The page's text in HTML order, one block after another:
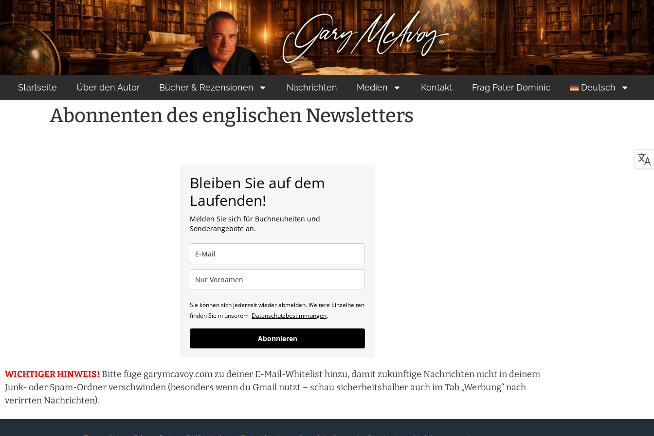
content
Startseite Über den Autor Bücher & Rezensionen Nachrichten Medien Kontakt Frag Pater Dominic Deutsch
Abonnenten des englischen Newsletters
Bleiben Sie auf dem
Laufenden!
Melden Sie sich für Buchneuheiten und
Sonderangebote an.
Sie können sich jederzeit wieder abmelden. Weitere Einzelheiten
finden Sie in unserem Datenschutzbestimmungen.
Abonnieren
WICHTIGER HINWEIS! Bitte füge garymcavoy.com zu deiner E-Mail-Whitelist hinzu, damit zukünftige Nachrichten nicht in deinem
Junk- oder Spam-Ordner verschwinden (besonders wenn du Gmail nutzt – schau sicherheitshalber auch im Tab „Werbung“ nach
verirrten Nachrichten).